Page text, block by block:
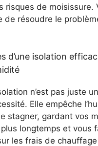
risques de moisissure.
de résoudre le
d’une isolation
n’est pas juste
Elle empêche
stagner, gardant vos
longtemps et vous
les frais de